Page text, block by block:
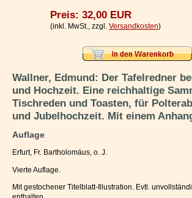
Preis: 32,00 EUR
(inkl. MwSt., zzgl. Versandkosten)
Wallner, Edmund: Der Tafelredner
und Hochzeit. Eine reichhaltige
Tischreden und Toasten, für
und Jubelhochzeit. Mit einem
Auflage
Erfurt, Fr. Bartholomäus, o. J.
Vierte Auflage.
Mit gestochener Titelblatt-Illustration. Evtl.